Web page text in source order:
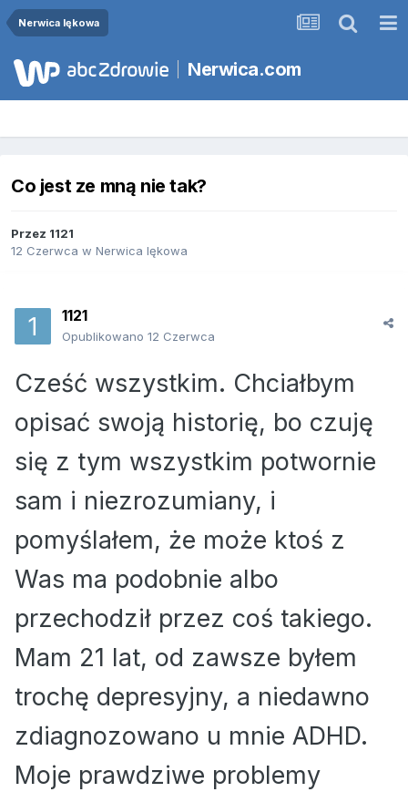
Nerwica lękowa
Nerwica.com
Co jest ze mną nie tak?
Przez 1121
12 Czerwca w Nerwica lękowa
1121
Opublikowano 12 Czerwca
Cześć wszystkim. Chciałbym
opisać swoją historię, bo czuję
się z tym wszystkim potwornie
sam i niezrozumiany, i
pomyślałem, że może ktoś z
Was ma podobnie albo
przechodził przez coś takiego.
Mam 21 lat, od zawsze byłem
trochę depresyjny, a niedawno
zdiagnozowano u mnie ADHD.
Moje prawdziwe problemy